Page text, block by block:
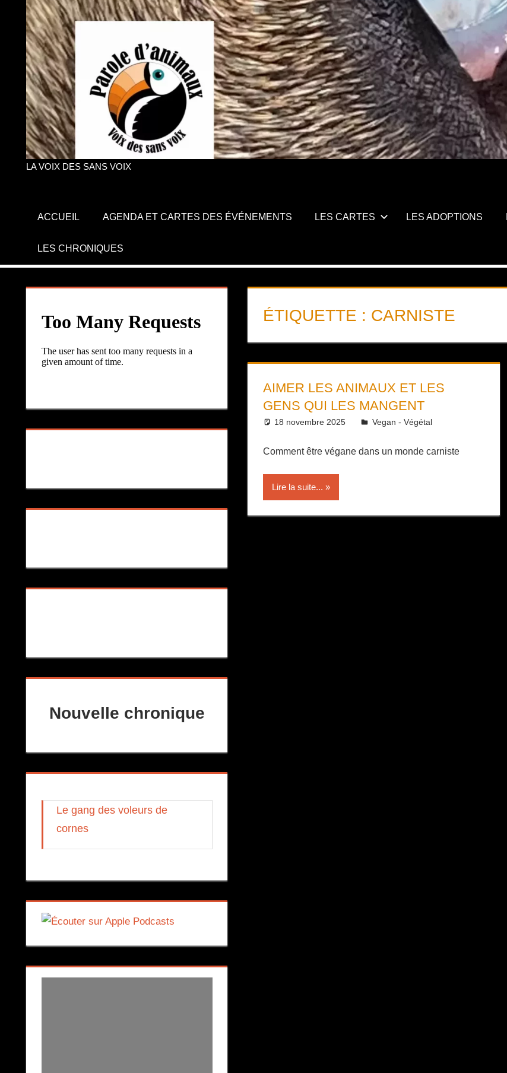
LA VOIX DES SANS VOIX
ACCUEIL AGENDA ET CARTES DES ÉVÉNEMENTS LES CARTES LES ADOPTIONS
LES CHRONIQUES
ÉTIQUETTE : CARNISTE
AIMER LES ANIMAUX ET LES
GENS QUI LES MANGENT
18 novembre 2025 Daniel
Vegan - Végétal
Comment être végane dans un monde carniste
Lire la suite...
Nouvelle chronique
Le gang des voleurs de
cornes